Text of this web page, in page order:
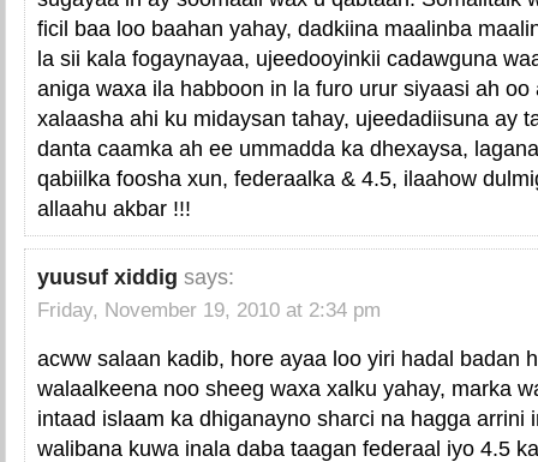
ficil baa loo baahan yahay, dadkiina maalinba
la sii kala fogaynayaa, ujeedooyinkii cadawguna
aniga waxa ila habboon in la furo urur siyaasi ah oo
xalaasha ahi ku midaysan tahay, ujeedadiisuna ay
danta caamka ah ee ummadda ka dhexaysa,
qabiilka foosha xun, federaalka & 4.5, ilaahow
allaahu akbar !!!
yuusuf xiddig says:
Friday, November 19, 2010 at 2:34 pm
acww salaan kadib, hore ayaa loo yiri hadal badan
walaalkeena noo sheeg waxa xalku yahay, marka
intaad islaam ka dhiganayno sharci na hagga arrini
walibana kuwa inala daba taagan federaal iyo 4.5